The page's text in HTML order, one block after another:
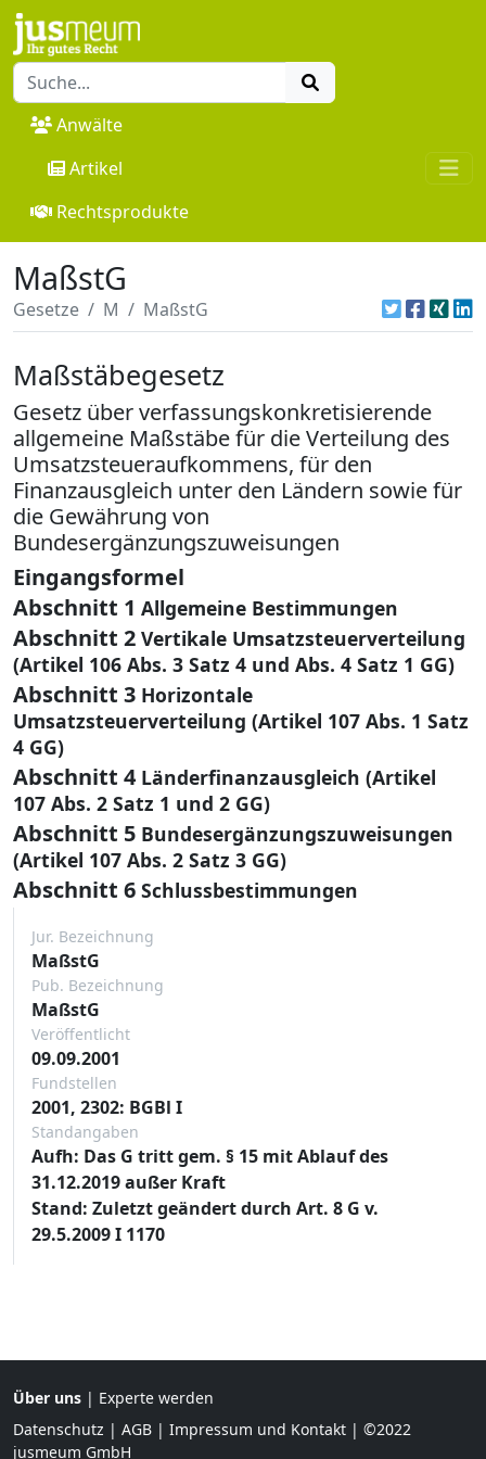
Anwälte
Artikel
Rechtsprodukte
MaßstG
Gesetze M MaßstG
Maßstäbegesetz
Gesetz über verfassungskonkretisierende
allgemeine Maßstäbe für die Verteilung des
Umsatzsteueraufkommens, für den
Finanzausgleich unter den Ländern sowie für
die Gewährung von
Bundesergänzungszuweisungen
Eingangsformel
Abschnitt 1 Allgemeine Bestimmungen
Abschnitt 2 Vertikale Umsatzsteuerverteilung
(Artikel 106 Abs. 3 Satz 4 und Abs. 4 Satz 1 GG)
Abschnitt 3 Horizontale
Umsatzsteuerverteilung (Artikel 107 Abs. 1 Satz
4 GG)
Abschnitt 4 Länderfinanzausgleich (Artikel
107 Abs. 2 Satz 1 und 2 GG)
Abschnitt 5 Bundesergänzungszuweisungen
(Artikel 107 Abs. 2 Satz 3 GG)
Abschnitt 6 Schlussbestimmungen
Jur. Bezeichnung
MaßstG
Pub. Bezeichnung
MaßstG
Veröffentlicht
09.09.2001
Fundstellen
2001, 2302: BGBl I
Standangaben
Aufh: Das G tritt gem. § 15 mit Ablauf des
31.12.2019 außer Kraft
Stand: Zuletzt geändert durch Art. 8 G v.
29.5.2009 I 1170
Über uns | Experte werden
Datenschutz | AGB | Impressum und Kontakt | ©2022
jusmeum GmbH